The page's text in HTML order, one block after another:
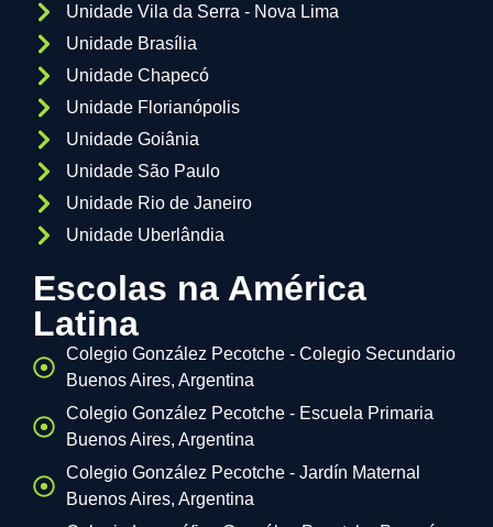
Unidade Vila da Serra - Nova Lima
Unidade Brasília
Unidade Chapecó
Unidade Florianópolis
Unidade Goiânia
Unidade São Paulo
Unidade Rio de Janeiro
Unidade Uberlândia
Escolas na América
Latina
Colegio González Pecotche - Colegio Secundario
Buenos Aires, Argentina
Colegio González Pecotche - Escuela Primaria
Buenos Aires, Argentina
Colegio González Pecotche - Jardín Maternal
Buenos Aires, Argentina